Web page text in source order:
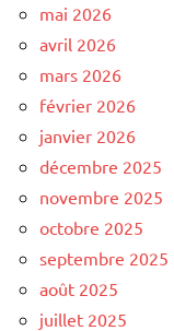
mai 2026
avril 2026
mars 2026
février 2026
janvier 2026
décembre 2025
novembre 2025
octobre 2025
septembre 2025
août 2025
juillet 2025